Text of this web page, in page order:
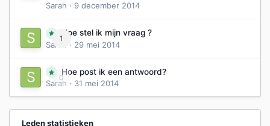
Sarah · 9 december 2014
1
Hoe stel ik mijn vraag ?
Sarah
· 29 mei 2014
0
Hoe post ik een antwoord?
Sarah · 31 mei 2014
Leden statistieken